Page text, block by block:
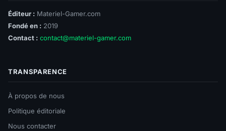
Éditeur : Materiel-Gamer.com
Fondé en : 2019
Contact : contact@materiel-gamer.com
TRANSPARENCE
À propos de nous
Politique éditoriale
Nous contacter